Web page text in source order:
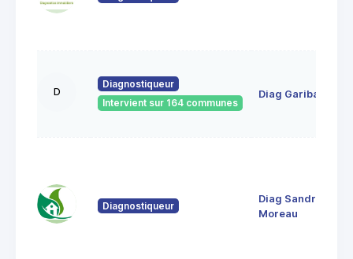
D
Diagnostiqueur
Intervient sur 164 communes
Diag Garibaldi
Diagnostiqueur
Diag Sandrine
Moreau